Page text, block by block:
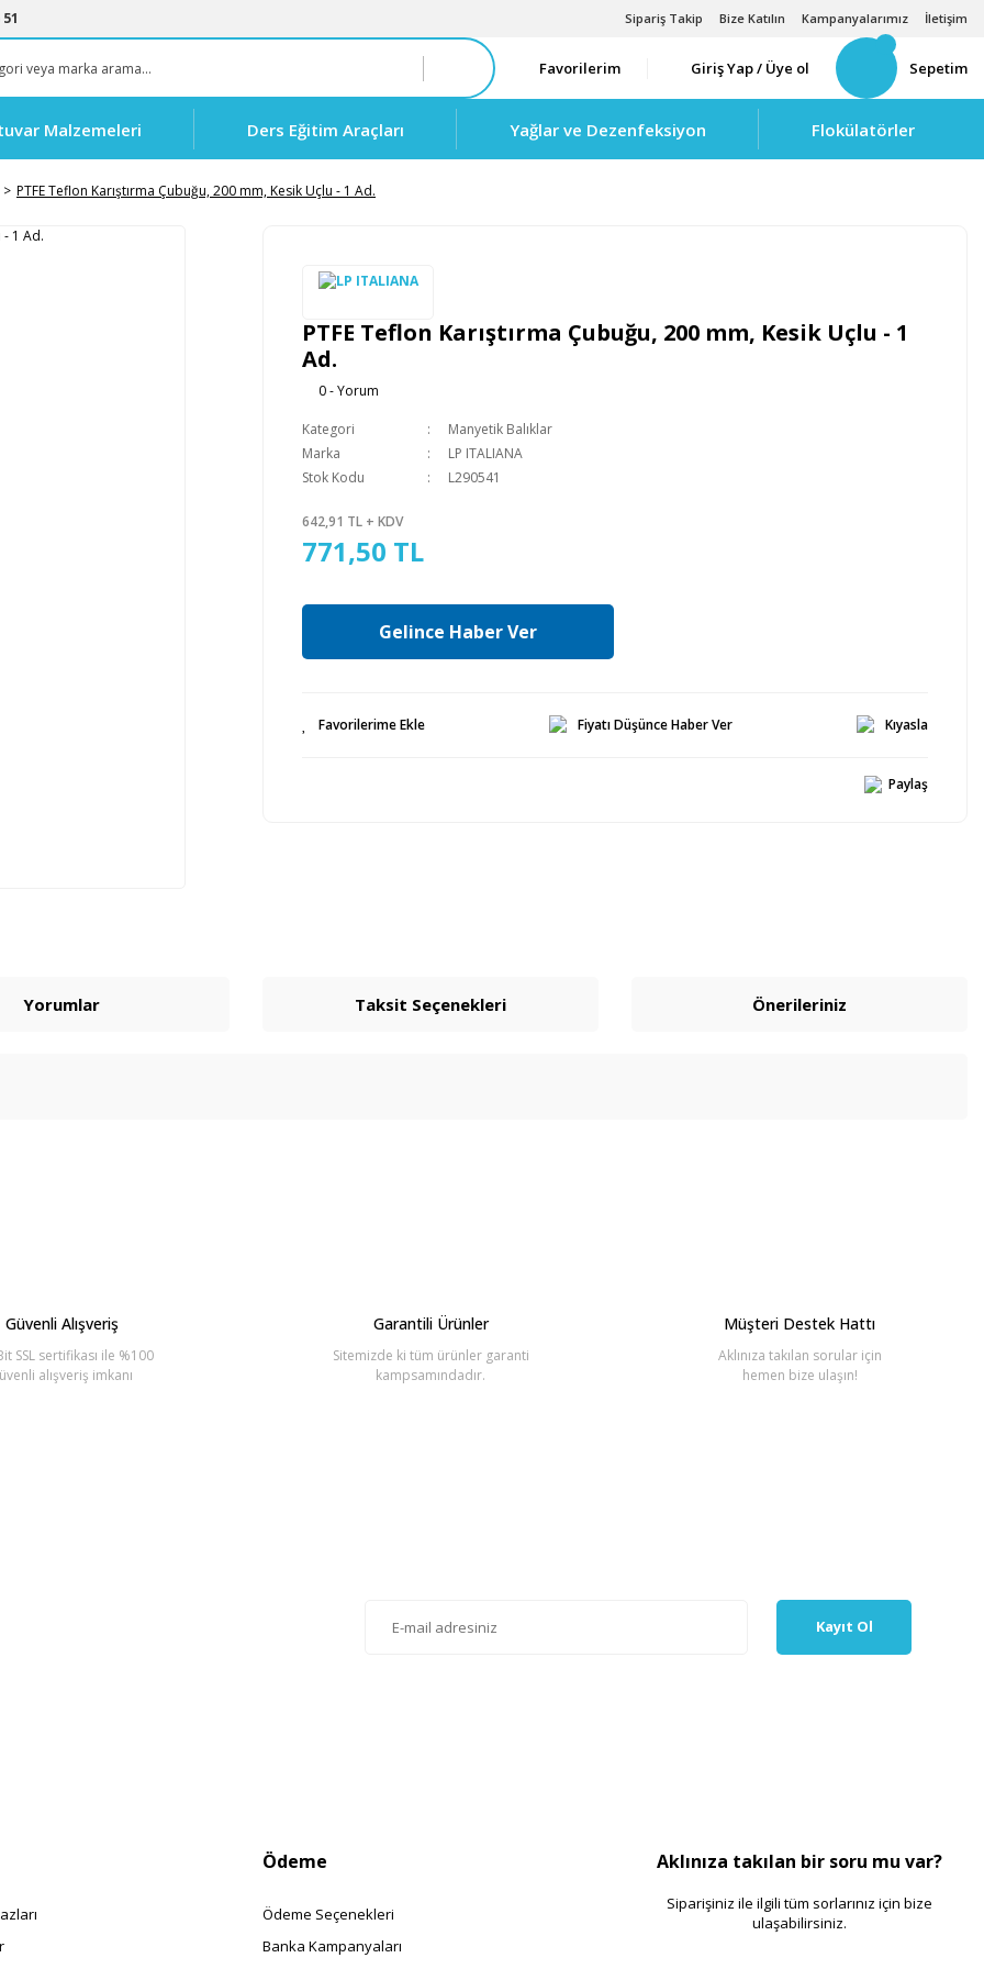
Sipariş Takip Bize Katılın Kampanyalarımız İletişim
Favorilerim Giriş Yap / Üye ol Sepetim
Malzemeleri Ders Eğitim Araçları Yağlar ve Dezenfeksiyon Flokülatörler
PTFE Teflon Karıştırma Çubuğu, 200 mm, Kesik Uçlu - 1 Ad.
PTFE Teflon Karıştırma Çubuğu, 200 mm, Kesik Uçlu - 1
Ad.
0 - Yorum
Kategori
Manyetik Balıklar
Marka
LP ITALIANA
Stok Kodu
L290541
642,91 TL + KDV
771,50 TL
Gelince Haber Ver
Fiyatı Düşünce Haber Ver Kıyasla
Paylaş
Yorumlar Taksit Seçenekleri Önerileriniz
Güvenli Alışveriş
SSL sertifikası ile %100
alışveriş imkanı
Garantili Ürünler
Sitemizde ki tüm ürünler garanti
kampsamındadır.
Müşteri Destek Hattı
Aklınıza takılan sorular için
hemen bize ulaşın!
Kayıt Ol
Ödeme
Ödeme Seçenekleri
Banka Kampanyaları
Aklınıza takılan bir soru mu var?
Siparişiniz ile ilgili tüm sorlarınız için bize
ulaşabilirsiniz.